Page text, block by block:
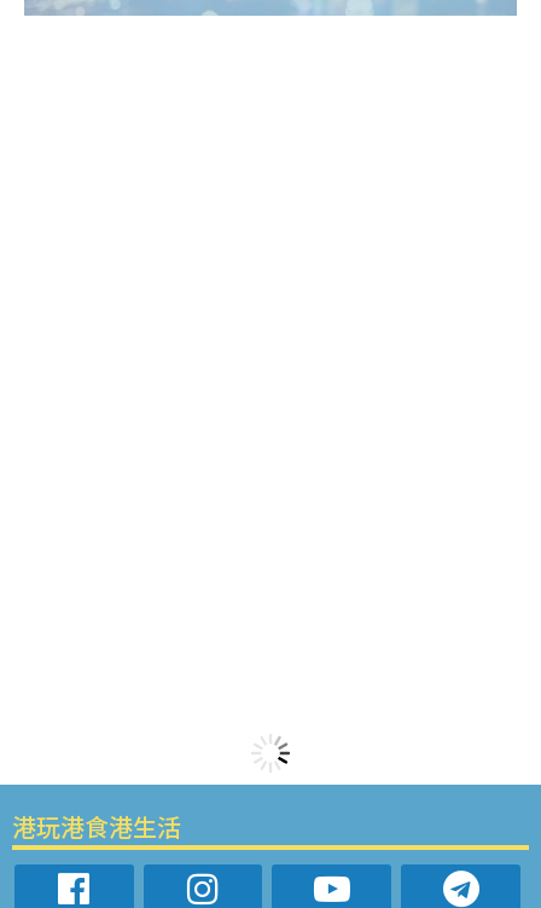
港玩港食港生活